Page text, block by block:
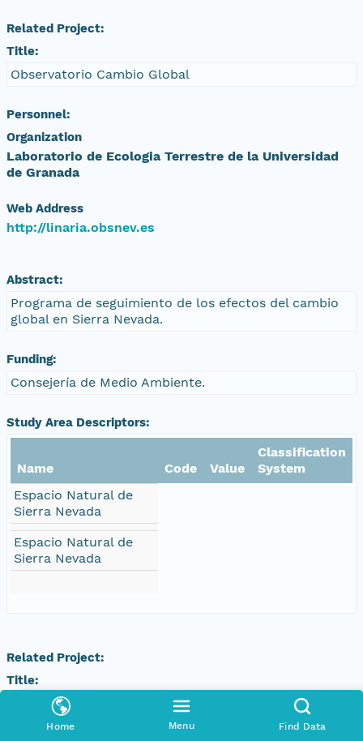
Home Menu Find Data
Related Project:
Title:
Observatorio Cambio Global
Personnel:
Organization
Laboratorio de Ecologia Terrestre de la Universidad
de Granada
Web Address
http://linaria.obsnev.es
Abstract:
Programa de seguimiento de los efectos del cambio
global en Sierra Nevada.
Funding:
Consejería de Medio Ambiente.
Study Area Descriptors:
Name Code Value
Classification
System
Espacio Natural de
Sierra Nevada
Espacio Natural de
Sierra Nevada
Related Project:
Title:
subsistema CLIMA